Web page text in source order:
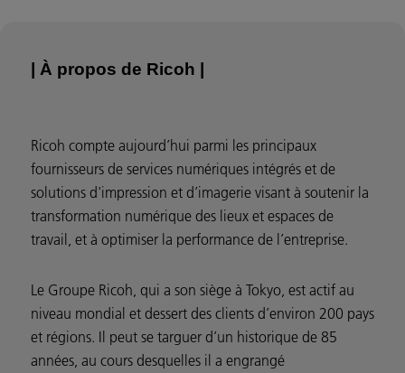
| À propos de Ricoh |
Ricoh compte aujourd’hui parmi les principaux
fournisseurs de services numériques intégrés et de
solutions d'impression et d’imagerie visant à soutenir la
transformation numérique des lieux et espaces de
travail, et à optimiser la performance de l’entreprise.
Le Groupe Ricoh, qui a son siège à Tokyo, est actif au
niveau mondial et dessert des clients d’environ 200 pays
et régions. Il peut se targuer d’un historique de 85
années, au cours desquelles il a engrangé